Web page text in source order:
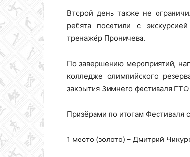
Пермского
края
Второй день также не
ребята посетили с
тренажёр Проничева.
По завершению мероприятий,
колледже олимпийского
закрытия Зимнего фестиваля
Призёрами по итогам Фестиваля
1 место (золото) – Дмитрий